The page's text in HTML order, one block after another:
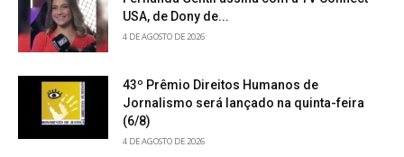
USA, de Dony de...
4 DE AGOSTO DE 2026
43º Prêmio Direitos Humanos de
Jornalismo será lançado na quinta-feira
(6/8)
4 DE AGOSTO DE 2026